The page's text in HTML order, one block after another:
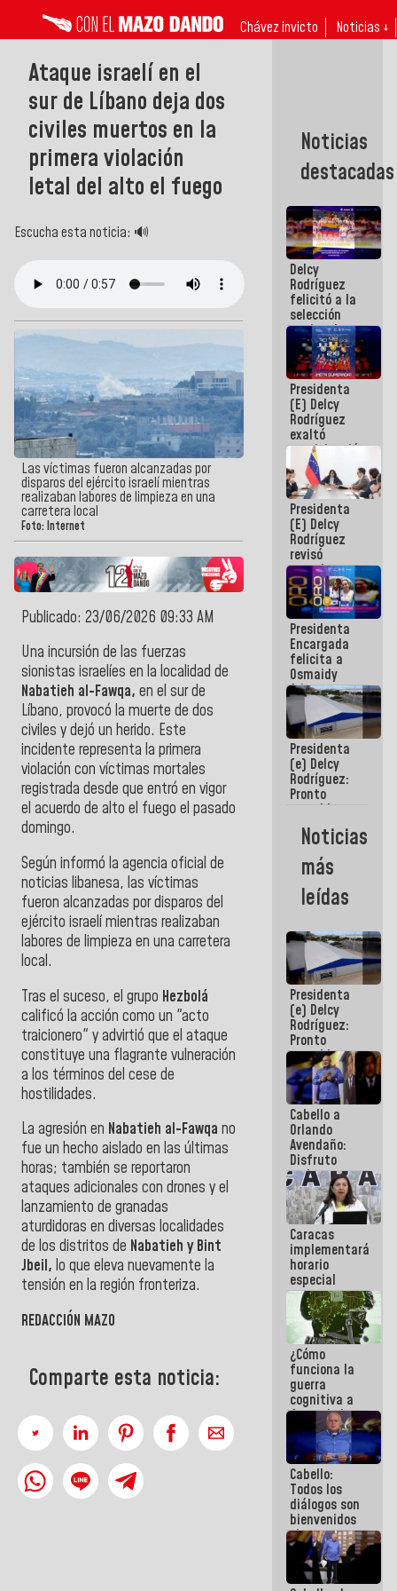
Chávez invicto Noticias ↓
Ataque israelí en el
sur de Líbano deja dos
civiles muertos en la
primera violación
letal del alto el fuego
Escucha esta noticia: 🔊
Las víctimas fueron alcanzadas por
disparos del ejército israelí mientras
realizaban labores de limpieza en una
carretera local
Foto: Internet
Publicado: 23/06/2026 09:33 AM
Una incursión de las fuerzas
sionistas israelíes en la localidad de
Nabatieh al-Fawqa, en el sur de
Líbano, provocó la muerte de dos
civiles y dejó un herido. Este
incidente representa la primera
violación con víctimas mortales
registrada desde que entró en vigor
el acuerdo de alto el fuego el pasado
domingo.
Según informó la agencia oficial de
noticias libanesa, las víctimas
fueron alcanzadas por disparos del
ejército israelí mientras realizaban
labores de limpieza en una carretera
local.
Tras el suceso, el grupo Hezbolá
calificó la acción como un "acto
traicionero" y advirtió que el ataque
constituye una flagrante vulneración
a los términos del cese de
hostilidades.
La agresión en Nabatieh al-Fawqa no
fue un hecho aislado en las últimas
horas; también se reportaron
ataques adicionales con drones y el
lanzamiento de granadas
aturdidoras en diversas localidades
de los distritos de Nabatieh y Bint
Jbeil, lo que eleva nuevamente la
tensión en la región fronteriza.
REDACCIÓN MAZO
Comparte esta noticia:
Noticias
destacadas
Delcy
Rodríguez
felicitó a la
selección
nacional
masculina
de voleibol
campeona
de la Copa
Panamericana
Sub-17
Presidenta
(E) Delcy
Rodríguez
exaltó
participación
de
Venezuela
en Juegos
Centroamericanos
y del Caribe
2026
Presidenta
(E) Delcy
Rodríguez
revisó
agenda
económica y
ejecución de
fondos de
emergencia
post-sismos
Presidenta
Encargada
felicita a
Osmaidy
Arias y
Giraly
Marcano por
hacer
historia en
los
Centroamericanos
Presidenta
(e) Delcy
Rodríguez:
Pronto
restableceremos
las
operaciones
Aeropuerto
Internacional
de
Noticias
más
leídas
Presidenta
(e) Delcy
Rodríguez:
Pronto
restableceremos
las
operaciones
en el
Aeropuerto
Internacional
de
Maiquetía
Cabello a
Orlando
Avendaño:
Disfruto
cada vez
que escribes
porque lo
que haces
es
embarrarla
Caracas
implementará
horario
especial
para
adaptarse
al plan de
ahorro
energético
¿Cómo
funciona la
guerra
cognitiva a
favor de la
narrativa
hegemónica?
(1)
Cabello:
Todos los
diálogos son
bienvenidos
siempre que
estén en el
marco de la
Constitución